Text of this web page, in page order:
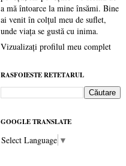
a mă întoarce la mine însămi. Bine
ai venit în colțul meu de suflet,
unde viața se gustă cu inima.
Vizualizați profilul meu complet
RASFOIESTE RETETARUL
GOOGLE TRANSLATE
Select Language ▼